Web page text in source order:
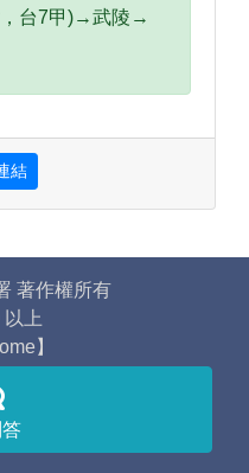
台7甲)→武陵→
結
著作權所有
上
】